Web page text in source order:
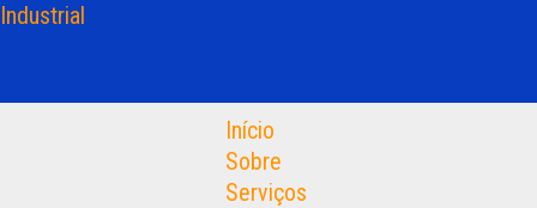
Industrial
Início
Sobre
Serviços